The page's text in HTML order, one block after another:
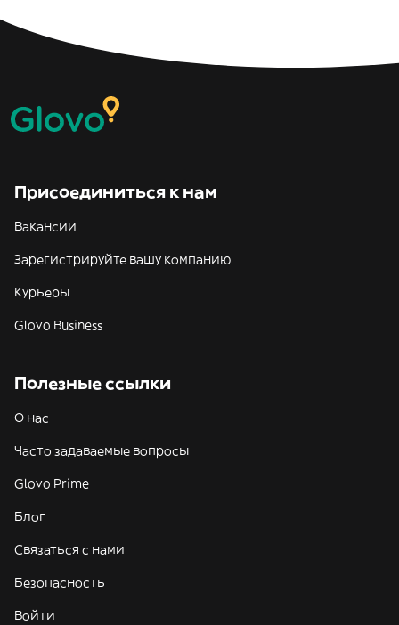
Присоединиться к нам
Вакансии
Зарегистрируйте вашу компанию
Курьеры
Glovo Business
Полезные ссылки
О нас
Часто задаваемые вопросы
Glovo Prime
Блог
Связаться с нами
Безопасность
Войти